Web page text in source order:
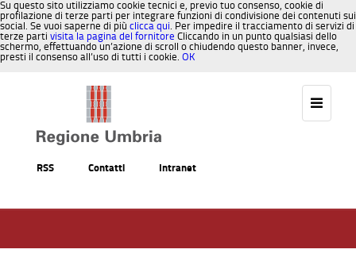
Su questo sito utilizziamo cookie tecnici e, previo tuo consenso, cookie di
profilazione di terze parti per integrare funzioni di condivisione dei contenuti sui
social. Se vuoi saperne di più clicca qui. Per impedire il tracciamento di servizi di
terze parti visita la pagina del fornitore Cliccando in un punto qualsiasi dello
schermo, effettuando un’azione di scroll o chiudendo questo banner, invece,
presti il consenso all’uso di tutti i cookie. OK
RSS Contatti Intranet